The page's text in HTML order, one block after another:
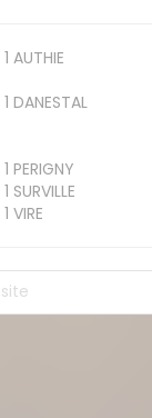
AUTHIE
DANESTAL
PERIGNY
SURVILLE
VIRE